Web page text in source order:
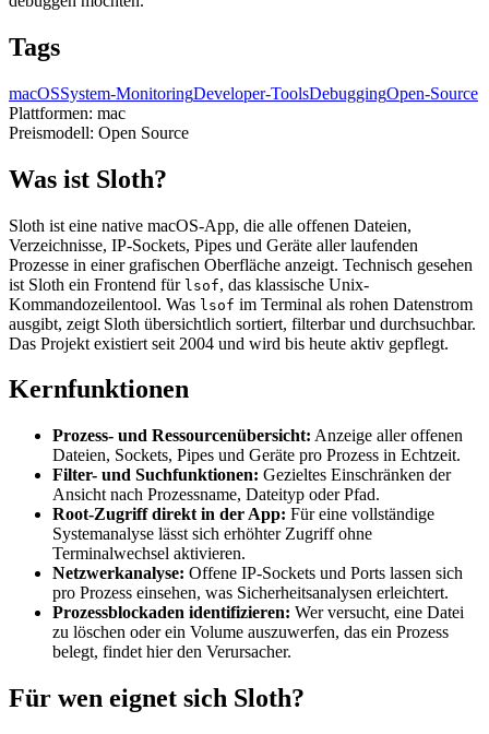
Tags
macOSSystem-MonitoringDeveloper-ToolsDebuggingOpen-Source
Plattformen: mac
Preismodell: Open Source
Was ist Sloth?
Sloth ist eine native macOS-App, die alle offenen Dateien,
Verzeichnisse, IP-Sockets, Pipes und Geräte aller laufenden
Prozesse in einer grafischen Oberfläche anzeigt. Technisch gesehen
ist Sloth ein Frontend für lsof, das klassische Unix-
Kommandozeilentool. Was lsof im Terminal als rohen Datenstrom
ausgibt, zeigt Sloth übersichtlich sortiert, filterbar und durchsuchbar.
Das Projekt existiert seit 2004 und wird bis heute aktiv gepflegt.
Kernfunktionen
Prozess- und Ressourcenübersicht: Anzeige aller offenen
Dateien, Sockets, Pipes und Geräte pro Prozess in Echtzeit.
Filter- und Suchfunktionen: Gezieltes Einschränken der
Ansicht nach Prozessname, Dateityp oder Pfad.
Root-Zugriff direkt in der App: Für eine vollständige
Systemanalyse lässt sich erhöhter Zugriff ohne
Terminalwechsel aktivieren.
Netzwerkanalyse: Offene IP-Sockets und Ports lassen sich
pro Prozess einsehen, was Sicherheitsanalysen erleichtert.
Prozessblockaden identifizieren: Wer versucht, eine Datei
zu löschen oder ein Volume auszuwerfen, das ein Prozess
belegt, findet hier den Verursacher.
Für wen eignet sich Sloth?